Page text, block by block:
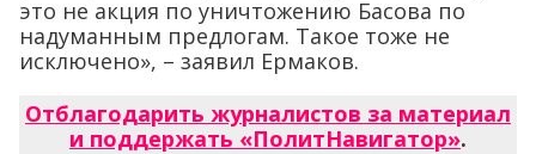
это не акция по уничтожению Басова по
надуманным предлогам. Такое тоже не
исключено», – заявил Ермаков.
Отблагодарить журналистов за материал
и поддержать «ПолитНавигатор».